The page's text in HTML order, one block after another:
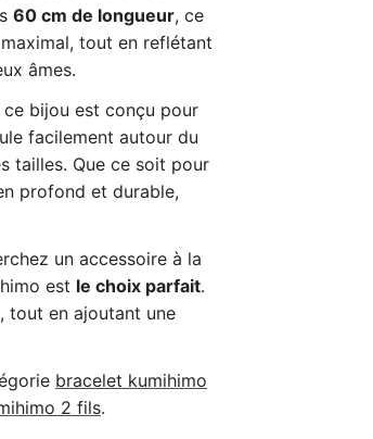
60 cm de longueur, ce
tout en reflétant
âmes.
bijou est conçu pour
facilement autour du
tailles. Que ce soit pour
profond et durable,
un accessoire à la
est le choix parfait.
tout en ajoutant une
bracelet kumihimo
2 fils.